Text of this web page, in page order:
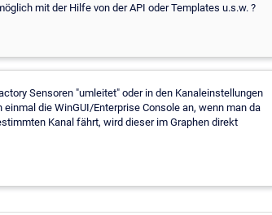
mit der Hilfe von der API oder Templates u.s.w. ?
Sensoren "umleitet" oder in den Kanaleinstellungen
die WinGUI/Enterprise Console an, wenn man da
Kanal fährt, wird dieser im Graphen direkt